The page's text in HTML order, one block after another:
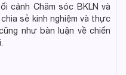
cảnh Chăm sóc BKLN và
sẻ kinh nghiệm và thực
như bàn luận về chiến